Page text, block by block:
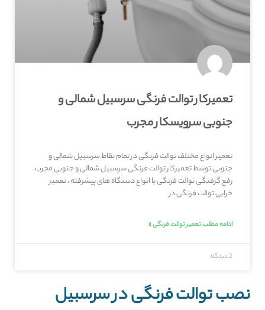
تعمیرکار توالت فرنگی سرسبیل شمالی و
جنوبی سرویسکار مجرب
تعمیر انواع مختلف توالت فرنگی در تمام نقاط سرسبیل شمالی و
جنوبی توسط تعمیرکار توالت فرنگی سرسبیل شمالی و جنوبی مجرب،
رفع گرفتگی توالت فرنگی با انواع دستگاه های پیشرفته ، تعمیر
خرابی توالت فرنگی در
ادامه مطلب تعمیر توالت فرنگی »
2 دیدگاه
نصب توالت فرنگی در سرسبیل